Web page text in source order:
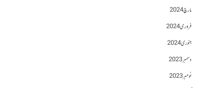
مارچ 2024
فروری 2024
جنوری 2024
دسمبر 2023
نومبر 2023